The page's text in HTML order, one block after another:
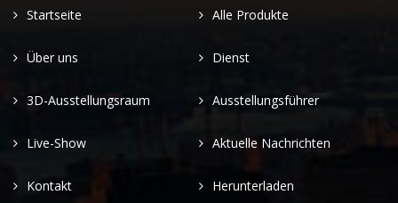
Startseite Alle Produkte
Über uns Dienst
3D-Ausstellungsraum Ausstellungsführer
Live-Show Aktuelle Nachrichten
Kontakt Herunterladen